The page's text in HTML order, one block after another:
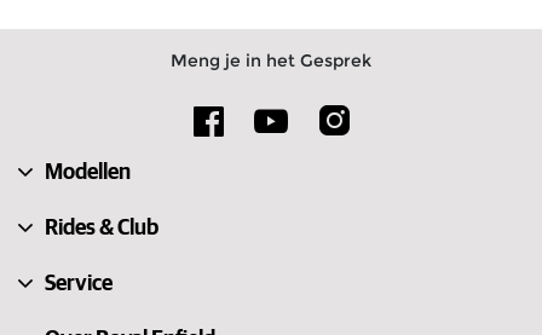
Meng je in het Gesprek
Modellen
Rides & Club
Service